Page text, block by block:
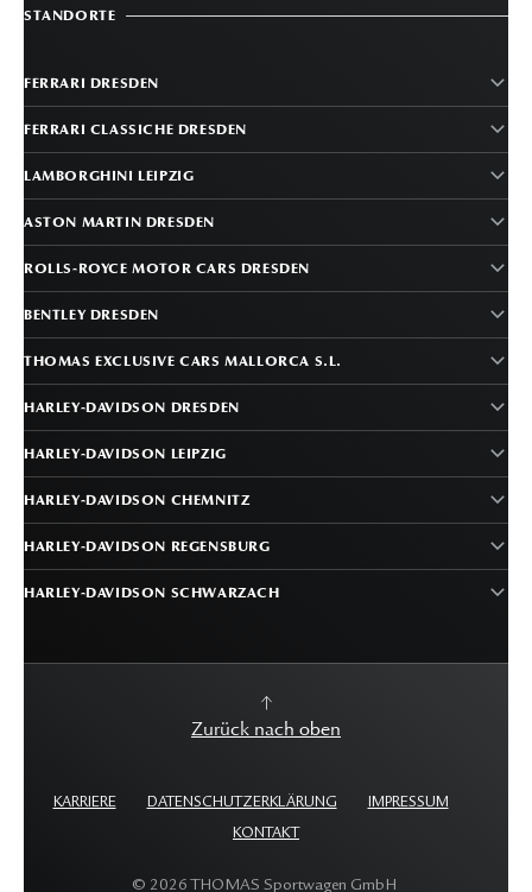
STANDORTE
FERRARI DRESDEN
FERRARI CLASSICHE DRESDEN
LAMBORGHINI LEIPZIG
ASTON MARTIN DRESDEN
ROLLS-ROYCE MOTOR CARS DRESDEN
BENTLEY DRESDEN
THOMAS EXCLUSIVE CARS MALLORCA S.L.
HARLEY-DAVIDSON DRESDEN
HARLEY-DAVIDSON LEIPZIG
HARLEY-DAVIDSON CHEMNITZ
HARLEY-DAVIDSON REGENSBURG
HARLEY-DAVIDSON SCHWARZACH
Zurück nach oben
KARRIERE DATENSCHUTZERKLÄRUNG
IMPRESSUM
KONTAKT
© 2026 THOMAS Sportwagen GmbH